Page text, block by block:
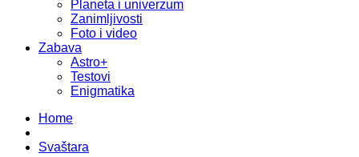
Planeta i univerzum
Zanimljivosti
Foto i video
Zabava
Astro+
Testovi
Enigmatika
Home
Svaštara